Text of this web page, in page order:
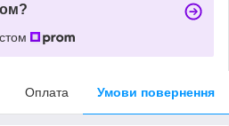
Оплата Умови повернення